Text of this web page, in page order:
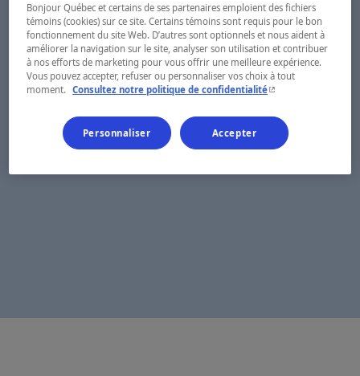
Bonjour Québec et certains de ses partenaires emploient des fichiers
témoins (cookies) sur ce site. Certains témoins sont requis pour le bon
fonctionnement du site Web. D’autres sont optionnels et nous aident à
améliorer la navigation sur le site, analyser son utilisation et contribuer
à nos efforts de marketing pour vous offrir une meilleure expérience.
Vous pouvez accepter, refuser ou personnaliser vos choix à tout
moment.
Consultez notre politique de confidentialité- Cet hyperlien
Personnaliser Accepter